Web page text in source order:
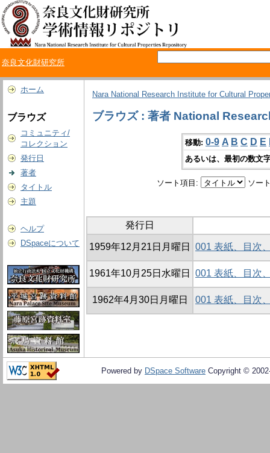
奈良文化財研究所
ホーム
ブラウズ
コミュニティ/
コレクション
発行日
著者
タイトル
主題
ヘルプ
DSpaceについて
Nara National Research Institute for Cultural
ブラウズ : 著者 National
移動: 0-9 A B C D E
あるいは、最初の数文
ソート項目: ソー
発行日
1959年12月21日月曜日 001 表紙、目次
1961年10月25日水曜日 001 表紙、目次
1962年4月30日月曜日 001 表紙、目次
Powered by DSpace Software Copyright ©